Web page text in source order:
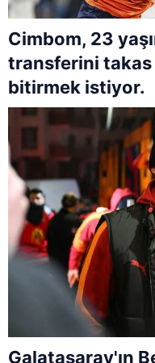
Cimbom, 23
transferini
bitirmek istiyor.
Galatasaray'ın